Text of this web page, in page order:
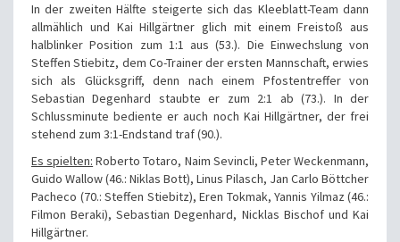
In der zweiten Hälfte steigerte sich das Kleeblatt-Team dann
allmählich und Kai Hillgärtner glich mit einem Freistoß aus
halblinker Position zum 1:1 aus (53.). Die Einwechslung von
Steffen Stiebitz, dem Co-Trainer der ersten Mannschaft, erwies
sich als Glücksgriff, denn nach einem Pfostentreffer von
Sebastian Degenhard staubte er zum 2:1 ab (73.). In der
Schlussminute bediente er auch noch Kai Hillgärtner, der frei
stehend zum 3:1-Endstand traf (90.).
Es spielten: Roberto Totaro, Naim Sevincli, Peter Weckenmann,
Guido Wallow (46.: Niklas Bott), Linus Pilasch, Jan Carlo Böttcher
Pacheco (70.: Steffen Stiebitz), Eren Tokmak, Yannis Yilmaz (46.:
Filmon Beraki), Sebastian Degenhard, Nicklas Bischof und Kai
Hillgärtner.